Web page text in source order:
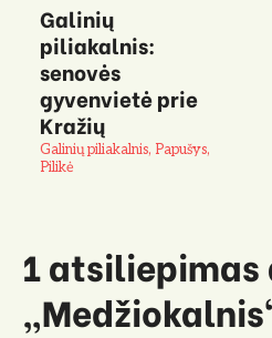
Galinių
piliakalnis:
senovės
gyvenvietė prie
Kražių
Galinių piliakalnis, Papušys,
Pilikė
1 atsiliepimas
„Medžiokalnis